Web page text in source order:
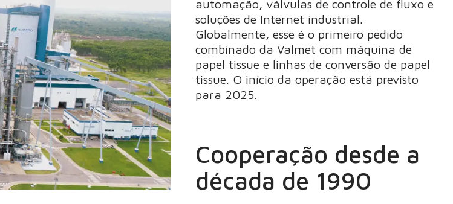
automação, válvulas de controle de fluxo e
soluções de Internet industrial.
Globalmente, esse é o primeiro pedido
combinado da Valmet com máquina de
papel tissue e linhas de conversão de papel
tissue. O início da operação está previsto
para 2025.
Cooperação desde a
década de 1990